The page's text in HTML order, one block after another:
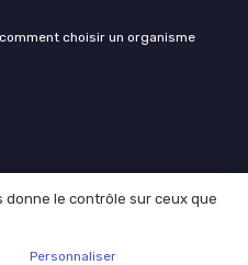
choisir un organisme
credit 2026
le contrôle sur ceux que
Personnaliser